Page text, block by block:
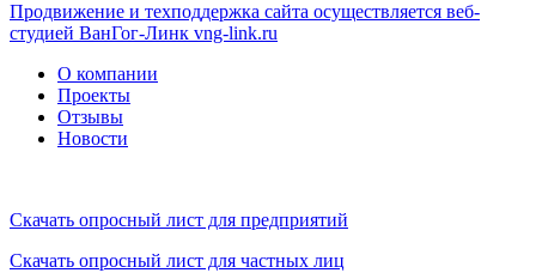
Продвижение и техподдержка сайта осуществляется веб-
студией ВанГог-Линк vng-link.ru
О компании
Проекты
Отзывы
Новости
Скачать опросный лист для предприятий
Скачать опросный лист для частных лиц